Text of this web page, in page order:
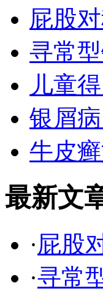
屁股
寻常
儿童
银屑
牛皮
最新文
·屁股
·寻常